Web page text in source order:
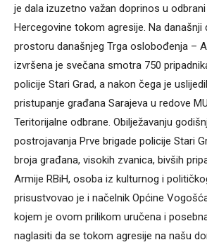
je dala izuzetno važan doprinos u
Hercegovine tokom agresije. Na današnji
prostoru današnjeg Trga oslobođenja –
izvršena je svečana smotra 750
policije Stari Grad, a nakon čega je
pristupanje građana Sarajeva u redove
Teritorijalne odbrane. Obilježavanju
postrojavanja Prve brigade policije Stari
broja građana, visokih zvanica, bivših
Armije RBiH, osoba iz kulturnog i
prisustvovao je i načelnik Općine
kojem je ovom prilikom uručena i
naglasiti da se tokom agresije na našu